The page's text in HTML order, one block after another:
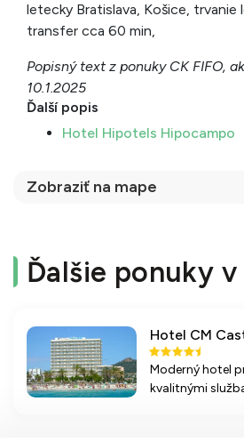
letecky Bratislava, Košice, trvanie
transfer cca 60 min,
Popisný text z ponuky CK FIFO,
10.1.2025
Ďalší popis
Hotel Hipotels Hipocampo
Zobraziť na mape
Ďalšie ponuky
Hotel CM
Moderný hotel
kvalitnými